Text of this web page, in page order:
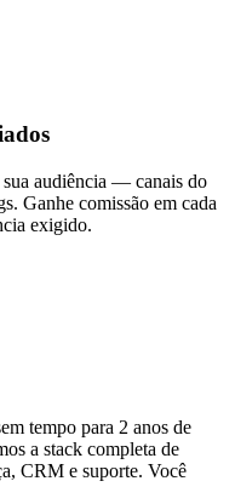
audiência — canais do
Ganhe comissão em cada
exigido.
tempo para 2 anos de
a stack completa de
CRM e suporte. Você